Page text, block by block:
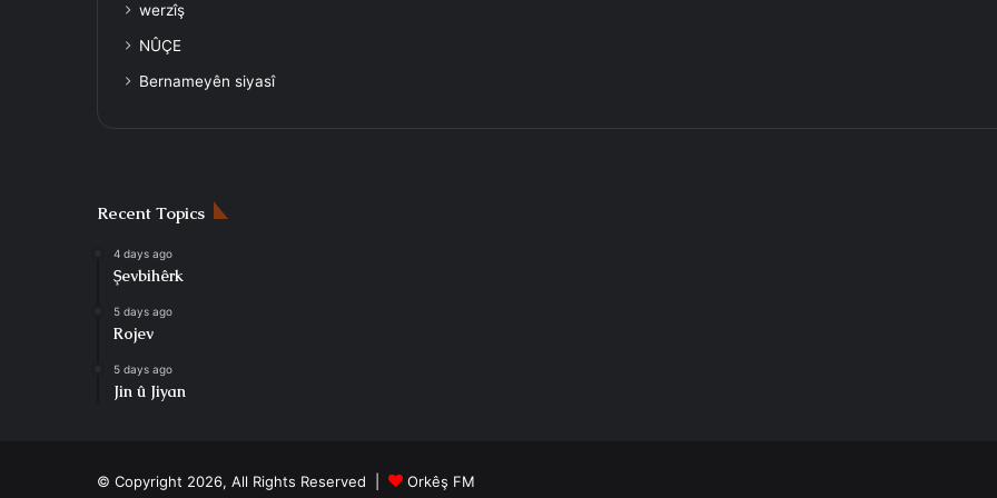
werzîş
NÛÇE
Bernameyên siyasî
Recent Topics
4 days ago
Şevbihêrk
5 days ago
Rojev
5 days ago
Jin û Jiyan
© Copyright 2026, All Rights Reserved | Orkêş FM